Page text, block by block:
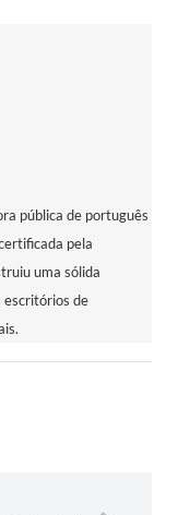
pública de português
pela
uma sólida
escritórios de